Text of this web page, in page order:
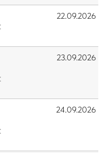
22.09.2026
23.09.2026
24.09.2026